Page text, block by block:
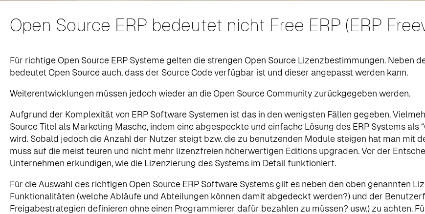
Open Source ERP bedeutet nicht Free ERP (ERP
Für richtige Open Source ERP Systeme gelten die strengen Open Source Lizenzbestimmungen. Neben
bedeutet Open Source auch, dass der Source Code verfügbar ist und dieser angepasst werden kann.
Weiterentwicklungen müssen jedoch wieder an die Open Source Community zurückgegeben werden.
Aufgrund der Komplexität von ERP Software Systemen ist das in den wenigsten Fällen gegeben.
Source Titel als Marketing Masche, indem eine abgespeckte und einfache Lösung des ERP Systems
wird. Sobald jedoch die Anzahl der Nutzer steigt bzw. die zu benutzenden Module steigen hat man mit
muss auf die meist teuren und nicht mehr lizenzfreien höherwertigen Editions upgraden. Vor der
Unternehmen erkundigen, wie die Lizenzierung des Systems im Detail funktioniert.
Für die Auswahl des richtigen Open Source ERP Software Systems gilt es neben den oben genannten
Funktionalitäten (welche Abläufe und Abteilungen können damit abgedeckt werden?) und der
Freigabestrategien definieren ohne einen Programmierer dafür bezahlen zu müssen? usw.) zu achten.